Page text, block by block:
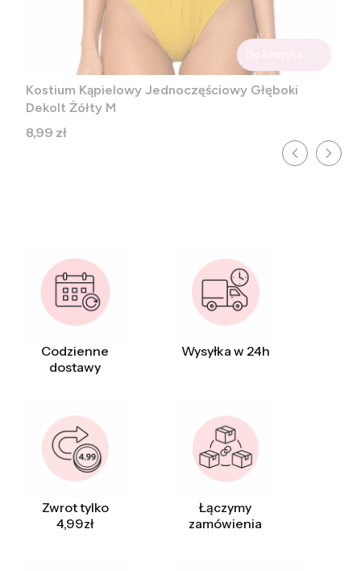
Kostium Kąpielowy Jednoczęściowy Głęboki
Dekolt Żółty M
Cena
8,99 zł
Codzienne
dostawy
Wysyłka w 24h
Zwrot tylko
4,99zł
Łączymy
zamówienia